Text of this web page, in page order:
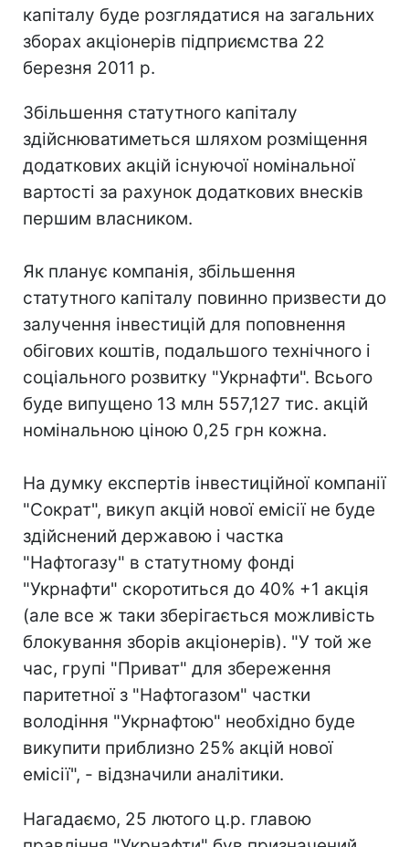
капіталу буде розглядатися на загальних
зборах акціонерів підприємства 22
березня 2011 р.
Збільшення статутного капіталу
здійснюватиметься шляхом розміщення
додаткових акцій існуючої номінальної
вартості за рахунок додаткових внесків
першим власником.
Як планує компанія, збільшення
статутного капіталу повинно призвести до
залучення інвестицій для поповнення
обігових коштів, подальшого технічного і
соціального розвитку "Укрнафти". Всього
буде випущено 13 млн 557,127 тис. акцій
номінальною ціною 0,25 грн кожна.
На думку експертів інвестиційної компанії
"Сократ", викуп акцій нової емісії не буде
здійснений державою і частка
"Нафтогазу" в статутному фонді
"Укрнафти" скоротиться до 40% +1 акція
(але все ж таки зберігається можливість
блокування зборів акціонерів). "У той же
час, групі "Приват" для збереження
паритетної з "Нафтогазом" частки
володіння "Укрнафтою" необхідно буде
викупити приблизно 25% акцій нової
емісії", - відзначили аналітики.
Нагадаємо, 25 лютого ц.р. главою